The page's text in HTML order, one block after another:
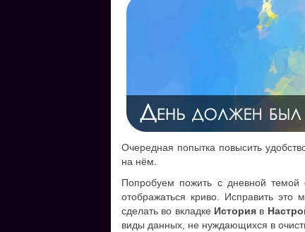
Очередная попытка повысить
на нём.
Попробуем пожить с дневной темой
отображаться криво. Исправить
сделать во вкладке История в
виды данных, не нуждающихся в